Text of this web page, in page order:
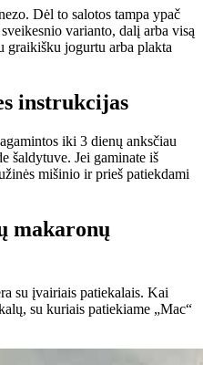
Dėl to salotos tampa ypač
varianto, dalį arba visą
graikišku jogurtu arba plakta
instrukcijas
iki 3 dienų anksčiau
šaldytuve. Jei gaminate iš
mišinio ir prieš patiekdami
makaronų
su įvairiais patiekalais. Kai
su kuriais patiekiame „Mac“